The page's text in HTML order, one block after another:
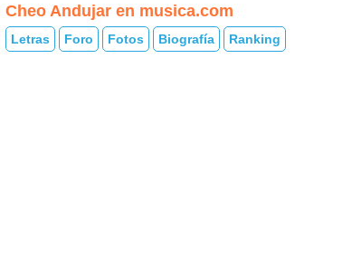
Cheo Andujar en musica.com
Letras Foro Fotos Biografía Ranking